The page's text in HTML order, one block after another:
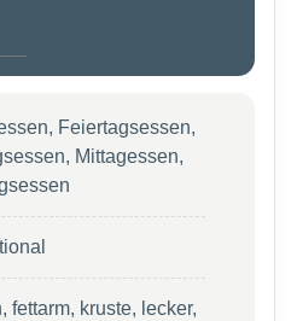
Feiertagsessen,
Mittagessen,
fettarm, kruste, lecker,